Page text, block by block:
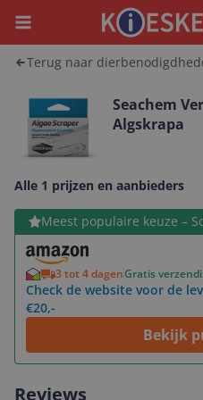
Menu
Terug naar
Seachem
Algskrapa
Alle 1 prijzen en aanbieders
Meest populaire keuze –
3 tot 4 dagenGratis
Check de website voor de
€20,-
Bekijk
Bekijk product
Reviews